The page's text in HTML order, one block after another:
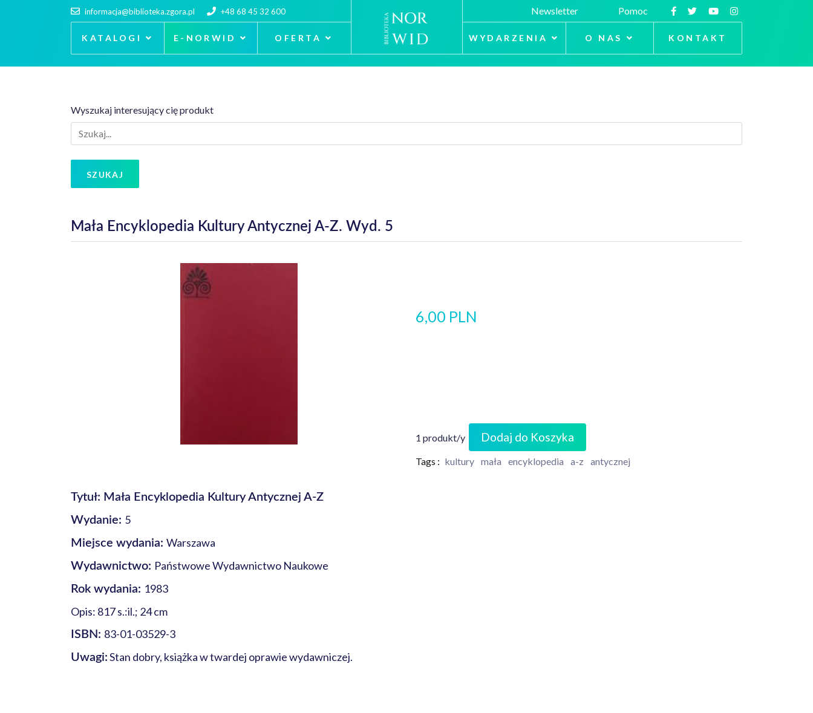
informacja@biblioteka.zgora.pl +48 68 45 32 600
KATALOGI E-NORWID OFERTA
Newsletter Pomoc
WYDARZENIA O NAS KONTAKT
Wyszukaj interesujący cię produkt
SZUKAJ
Mała Encyklopedia Kultury Antycznej A-Z. Wyd. 5
6,00 PLN
1 produkt/y Dodaj do Koszyka
Tags : kultury mała encyklopedia a-z antycznej
Tytuł: Mała Encyklopedia Kultury Antycznej A-Z
Wydanie: 5
Miejsce wydania: Warszawa
Wydawnictwo: Państwowe Wydawnictwo Naukowe
Rok wydania: 1983
Opis: 817 s.:il.; 24 cm
ISBN: 83-01-03529-3
Uwagi: Stan dobry, książka w twardej oprawie wydawniczej.